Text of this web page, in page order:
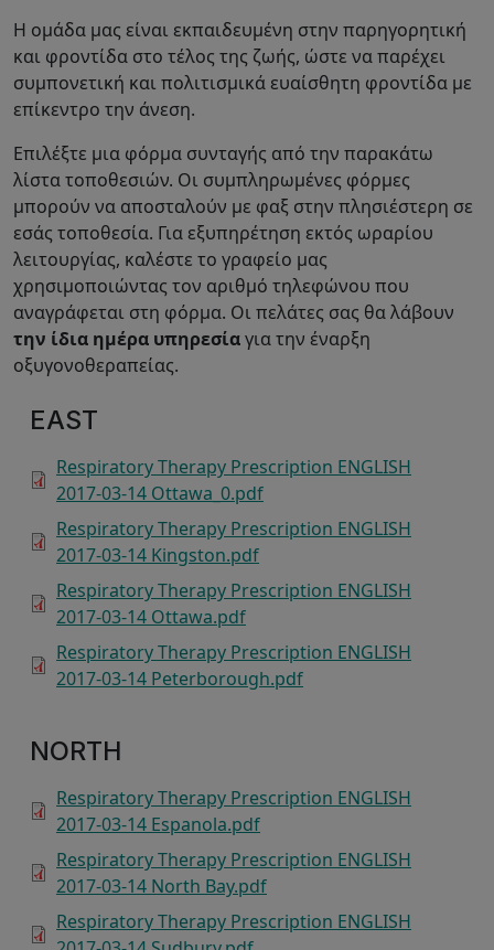
Η ομάδα μας είναι εκπαιδευμένη στην παρηγορητική
και φροντίδα στο τέλος της ζωής, ώστε να παρέχει
συμπονετική και πολιτισμικά ευαίσθητη φροντίδα με
επίκεντρο την άνεση.
Επιλέξτε μια φόρμα συνταγής από την παρακάτω
λίστα τοποθεσιών. Οι συμπληρωμένες φόρμες
μπορούν να αποσταλούν με φαξ στην πλησιέστερη σε
εσάς τοποθεσία. Για εξυπηρέτηση εκτός ωραρίου
λειτουργίας, καλέστε το γραφείο μας
χρησιμοποιώντας τον αριθμό τηλεφώνου που
αναγράφεται στη φόρμα. Οι πελάτες σας θα λάβουν
την ίδια ημέρα υπηρεσίαγια την έναρξη
οξυγονοθεραπείας.
EAST
Respiratory Therapy Prescription ENGLISH
2017-03-14 Ottawa_0.pdf
Respiratory Therapy Prescription ENGLISH
2017-03-14 Kingston.pdf
Respiratory Therapy Prescription ENGLISH
2017-03-14 Ottawa.pdf
Respiratory Therapy Prescription ENGLISH
2017-03-14 Peterborough.pdf
NORTH
Respiratory Therapy Prescription ENGLISH
2017-03-14 Espanola.pdf
Respiratory Therapy Prescription ENGLISH
2017-03-14 North Bay.pdf
Respiratory Therapy Prescription ENGLISH